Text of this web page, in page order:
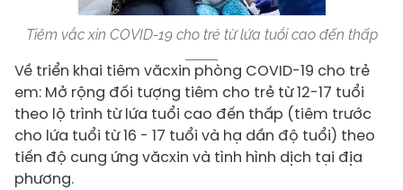
Tiêm vắc xin COVID-19 cho trẻ từ lứa tuổi cao đến thấp
Về triển khai tiêm văcxin phòng COVID-19 cho trẻ
em: Mở rộng đối tượng tiêm cho trẻ từ 12-17 tuổi
theo lộ trình từ lứa tuổi cao đến thấp (tiêm trước
cho lứa tuổi từ 16 - 17 tuổi và hạ dần độ tuổi) theo
tiến độ cung ứng văcxin và tình hình dịch tại địa
phương.